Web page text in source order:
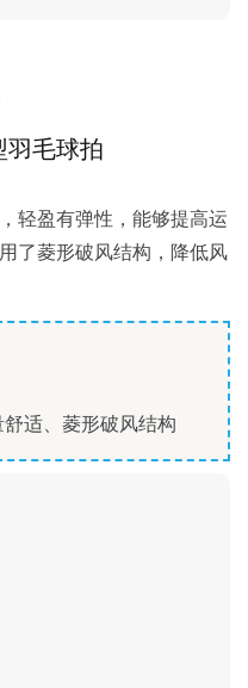
羽毛球拍
轻盈有弹性，能够提高运
了菱形破风结构，降低风
适、菱形破风结构